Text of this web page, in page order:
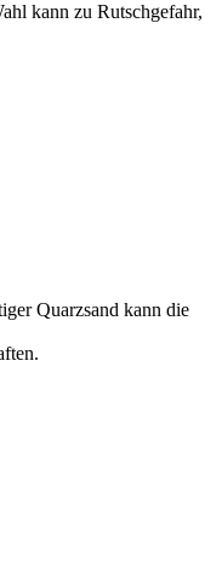
kann zu Rutschgefahr,
Quarzsand kann die